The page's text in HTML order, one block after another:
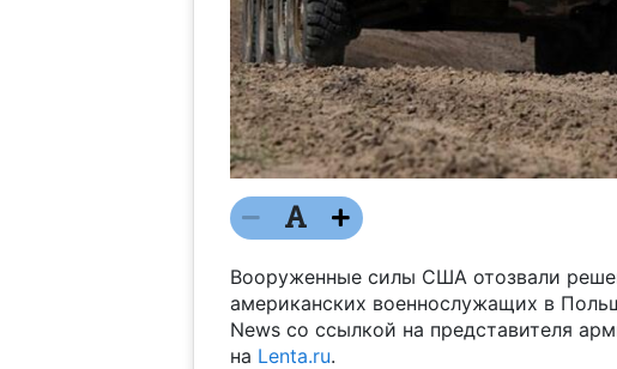
Вооруженные силы США отозвали
американских военнослужащих в
News со ссылкой на представителя
на Lenta.ru.